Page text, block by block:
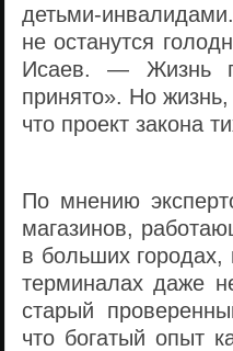
детьми-
не останутся
Исаев. — Жизнь
принято». Но
что проект закона
По мнению
магазинов,
в больших городах,
терминалах даже
старый
что богатый опыт